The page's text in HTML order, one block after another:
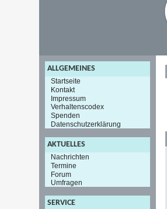
ALLGEMEINES
Startseite
Kontakt
Impressum
Verhaltenscodex
Spenden
Datenschutzerklärung
AKTUELLES
Nachrichten
Termine
Forum
Umfragen
SERVICE